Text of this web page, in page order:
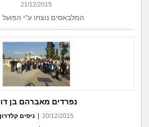
21/12/2015
המלבאסים נוצחו ע"י
נפרדים מאברהם בן
20/12/2015 ניסים קלדרון